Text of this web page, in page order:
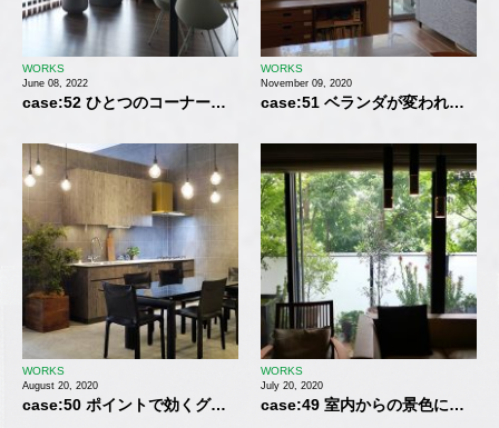
WORKS
June 08, 2022
case:52 ひとつのコーナーに
植物・レンタル】
WORKS
November 09, 2020
case:51 ベランダが変われば
葉植物・レンタル】
WORKS
August 20, 2020
case:50 ポイントで効くグリ
WORKS
July 20, 2020
case:49 室内からの景色にな